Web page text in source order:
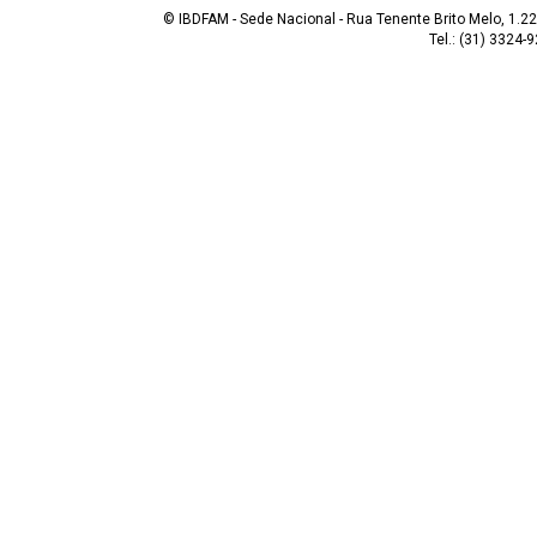
© IBDFAM - Sede Nacional - Rua Tenente Brito Melo,
Tel.: (31) 3324-